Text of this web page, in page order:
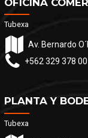
Tubexa
Av. Bernardo
+562 329 378 00
PLANTA Y
Tubexa